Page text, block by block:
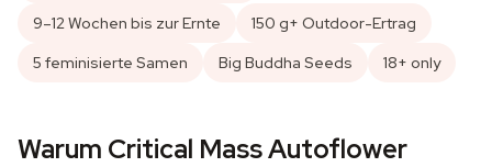
9–12 Wochen bis zur Ernte
150 g+ Outdoor-Ertrag
5 feminisierte Samen
Big Buddha Seeds 18+ only
Warum Critical Mass Autoflower